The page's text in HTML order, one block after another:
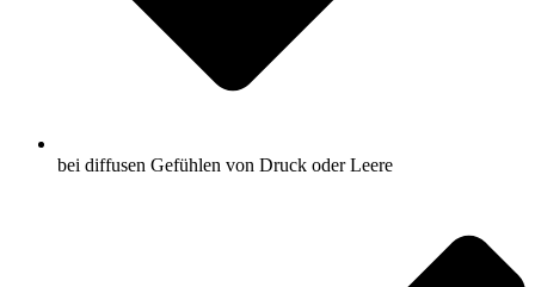
bei diffusen Gefühlen von Druck oder Leere